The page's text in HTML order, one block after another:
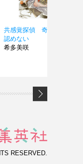
共感覚探偵 奇々怪界は
認めない
希多美咲
RESERVED.